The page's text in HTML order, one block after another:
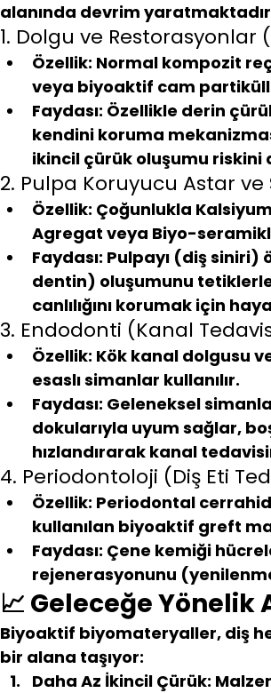
alanında devrim
1. Dolgu ve
Özellik: Normal kompozit
veya biyoaktif cam
Faydası: Özellikle derin
kendini koruma
ikincil çürük oluşumu riskini
2. Pulpa Koruyucu Astar
Özellik: Çoğunlukla
Agregat veya Biyo-
Faydası: Pulpayı (diş siniri)
dentin) oluşumunu
canlılığını korumak için
3. Endodonti (Kanal
Özellik: Kök kanal dolgusu
esaslı simanlar kullanılır.
Faydası: Geleneksel
dokularıyla uyum sağlar,
hızlandırarak kanal
4. Periodontoloji (Diş Eti
Özellik: Periodontal
kullanılan biyoaktif greft
Faydası: Çene kemiği
rejenerasyonunu
📈 Geleceğe Yönelik
Biyoaktif biyomateryaller, diş
bir alana taşıyor:
Daha Az İkincil Çürük: